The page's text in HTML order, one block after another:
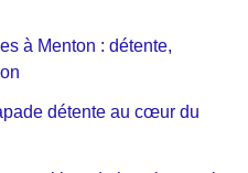
à Menton : détente,
détente au cœur du